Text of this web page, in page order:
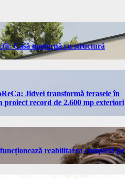
Casă modernă cu structură
Jidvei transformă terasele în
proiect record de 2.600 mp exteriori
reabilitarea completă pe